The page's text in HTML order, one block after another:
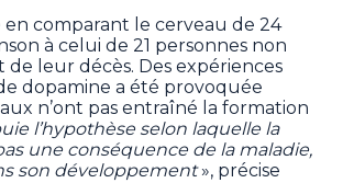
comparant le cerveau de 24
à celui de 21 personnes non
leur décès. Des expériences
dopamine a été provoquée
n’ont pas entraîné la formation
l’hypothèse selon laquelle la
une conséquence de la maladie,
son développement», précise